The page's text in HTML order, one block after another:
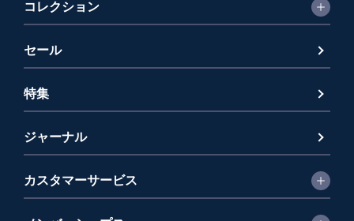
コレクション
セール
特集
ジャーナル
カスタマーサービス